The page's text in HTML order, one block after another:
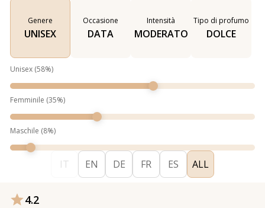
Genere
UNISEX
Occasione
DATA
Intensità
MODERATO
Tipo di profumo
DOLCE
Unisex (58%)
Femminile (35%)
Maschile (8%)
IT EN DE FR ES ALL
4.2